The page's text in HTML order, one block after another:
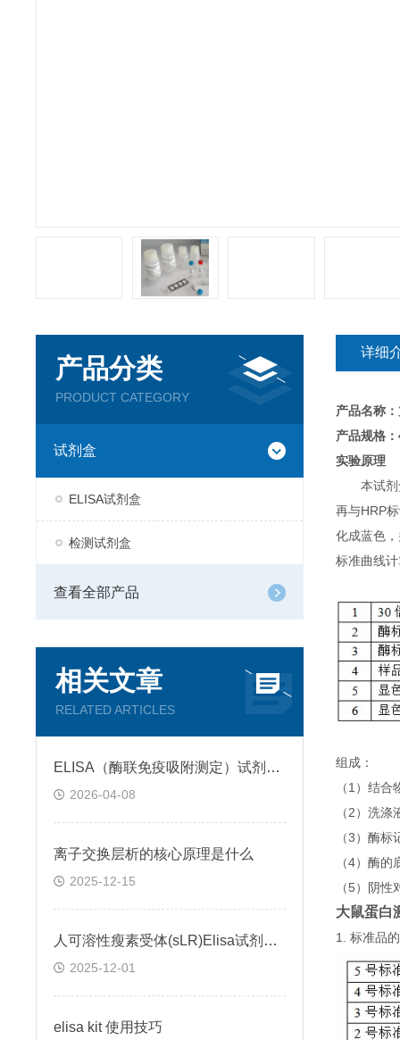
产品分类
PRODUCT CATEGORY
试剂盒
ELISA试剂盒
检测试剂盒
查看全部产品
相关文章
RELATED ARTICLES
ELISA（酶联免疫吸附测定）试剂盒原理类型检测方法
2026-04-08
离子交换层析的核心原理是什么
2025-12-15
人可溶性瘦素受体(sLR)Elisa试剂盒可溶性受体的作用
2025-12-01
elisa kit 使用技巧
详细
产品名称：
产品规格
实验原理
本试
再与HRP
化成蓝色
标准曲线
组成：
（1）结
（2）洗
（3）酶
（4）酶的
（5）阴
大鼠蛋白
1. 标准品